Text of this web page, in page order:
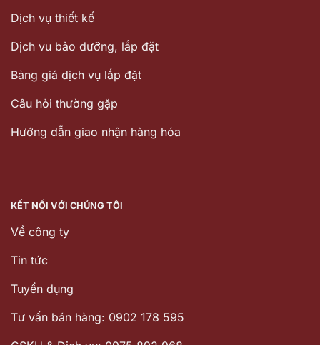
Dịch vụ thiết kế
Dịch vu bảo dưỡng, lắp đặt
Bảng giá dịch vụ lắp đặt
Câu hỏi thường gặp
Hướng dẫn giao nhận hàng hóa
KẾT NỐI VỚI CHÚNG TÔI
Về công ty
Tin tức
Tuyển dụng
Tư vấn bán hàng: 0902 178 595